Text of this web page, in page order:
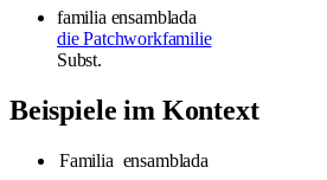
familia ensamblada
die Patchworkfamilie
Subst.
Beispiele im Kontext
Familia ensamblada